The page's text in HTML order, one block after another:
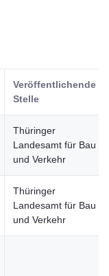
Veröffentlichende
Stelle
Thüringer
Landesamt für Bau
und Verkehr
Thüringer
Landesamt für Bau
und Verkehr